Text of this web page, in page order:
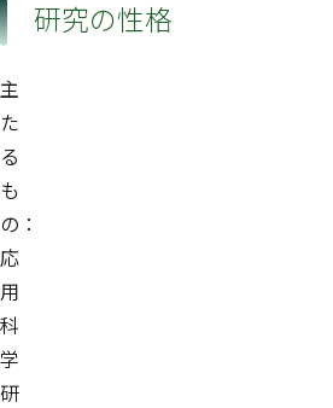
研究の性格
主
た
る
も
の：
応
用
科
学
研